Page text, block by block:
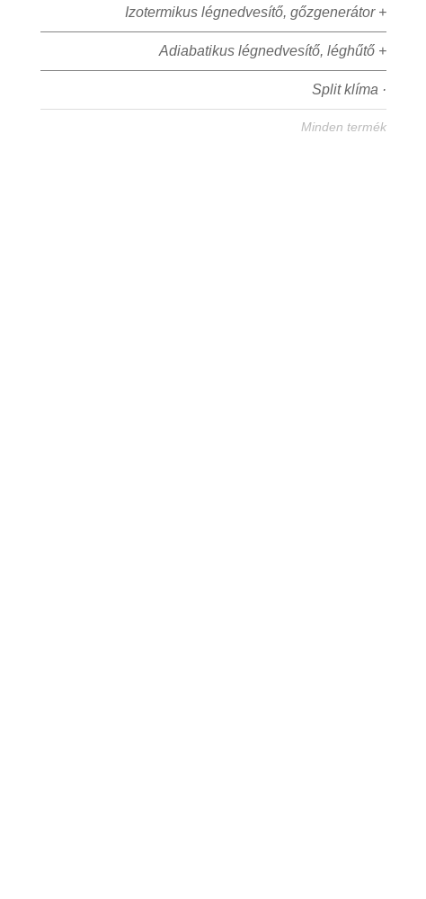
Izotermikus légnedvesítő, gőzgenerátor +
Adiabatikus légnedvesítő, léghűtő +
Split klíma ·
Minden termék